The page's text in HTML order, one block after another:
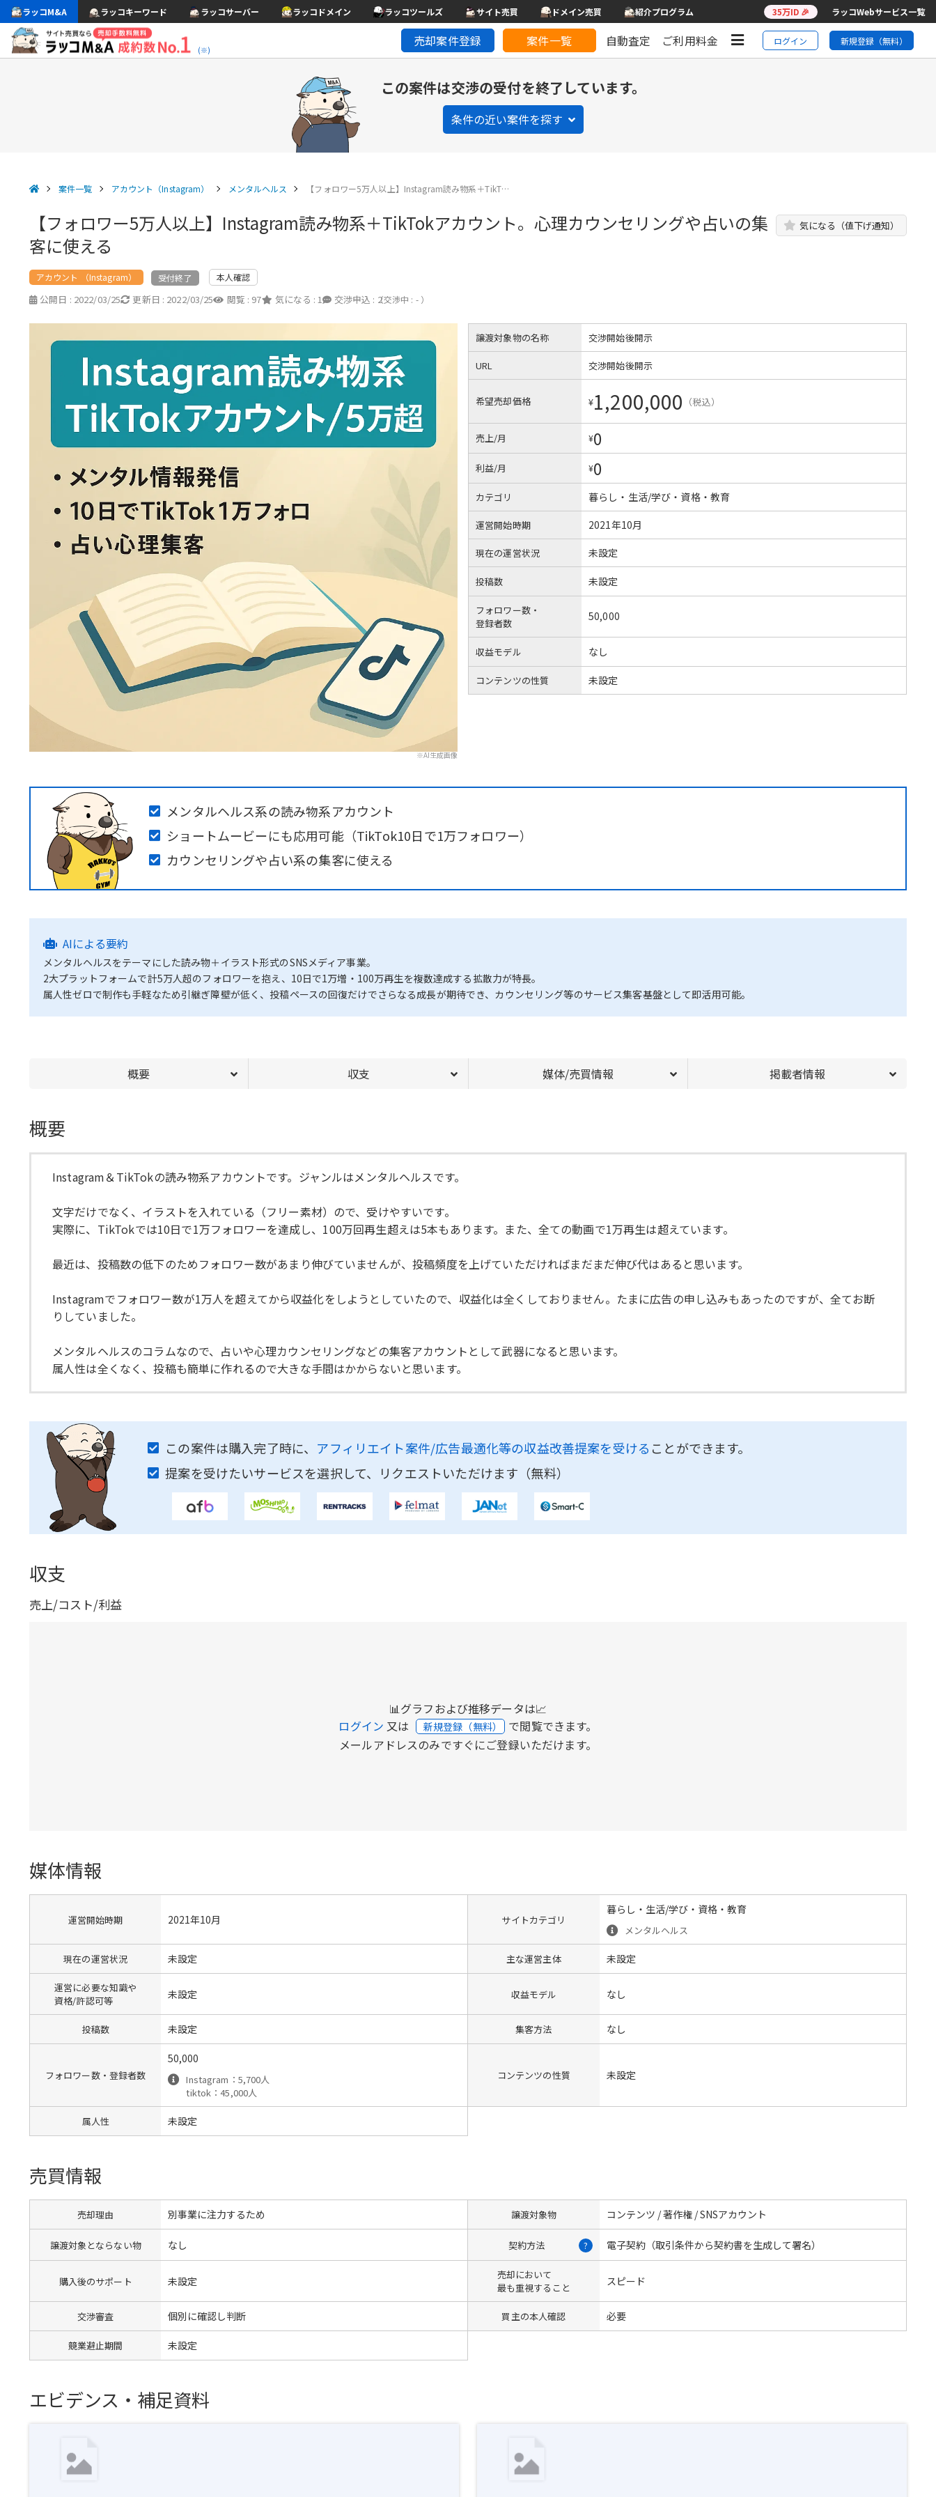
ラッコM&A ラッコキーワード ラッコサーバー ラッコドメイン ラッコツールズ サイト売買 ドメイン売買 紹介プログラム 35万ID 🎉 ラッコWebサービス一覧
(※)
売却案件登録 案件一覧 自動査定 ご利用料金 ログイン 新規登録（無料）
この案件は交渉の受付を終了しています。
条件の近い案件を探す
案件一覧 アカウント（Instagram） メンタルヘルス 【フォロワー5万人以上】Instagram読み物系＋TikT…
【フォロワー5万人以上】Instagram読み物系＋TikTokアカウント。心理カウンセリングや占いの集
客に使える
気になる（値下げ通知）
アカウント （Instagram） 受付終了 本人確認
公開日 : 2022/03/25 更新日 : 2022/03/25 閲覧 : 97 気になる : 1 交渉申込 : 2
（交渉中 : - ）
※AI生成画像
譲渡対象物の名称 交渉開始後開示
URL 交渉開始後開示
希望売却価格 ¥1,200,000 （税込）
売上/月 ¥0
利益/月 ¥0
カテゴリ 暮らし・生活/学び・資格・教育
運営開始時期 2021年10月
現在の運営状況 未設定
投稿数 未設定
フォロワー数・
登録者数
50,000
収益モデル なし
コンテンツの性質 未設定
メンタルヘルス系の読み物系アカウント
ショートムービーにも応用可能（TikTok10日で1万フォロワー）
カウンセリングや占い系の集客に使える
AIによる要約
メンタルヘルスをテーマにした読み物＋イラスト形式のSNSメディア事業。
2大プラットフォームで計5万人超のフォロワーを抱え、10日で1万増・100万再生を複数達成する拡散力が特長。
属人性ゼロで制作も手軽なため引継ぎ障壁が低く、投稿ペースの回復だけでさらなる成長が期待でき、カウンセリング等のサービス集客基盤として即活用可能。
概要 収支 媒体/売買情報 掲載者情報
概要
Instagram＆TikTokの読み物系アカウントです。ジャンルはメンタルヘルスです。
文字だけでなく、イラストを入れている（フリー素材）ので、受けやすいです。
実際に、TikTokでは10日で1万フォロワーを達成し、100万回再生超えは5本もあります。また、全ての動画で1万再生は超えています。
最近は、投稿数の低下のためフォロワー数があまり伸びていませんが、投稿頻度を上げていただければまだまだ伸び代はあると思います。
Instagramでフォロワー数が1万人を超えてから収益化をしようとしていたので、収益化は全くしておりません。たまに広告の申し込みもあったのですが、全てお断
りしていました。
メンタルヘルスのコラムなので、占いや心理カウンセリングなどの集客アカウントとして武器になると思います。
属人性は全くなく、投稿も簡単に作れるので大きな手間はかからないと思います。
この案件は購入完了時に、 アフィリエイト案件/広告最適化等の収益改善提案を受ける ことができます。
提案を受けたいサービスを選択して、リクエストいただけます（無料）
収支
売上/コスト/利益
📊グラフおよび推移データは📈
ログイン 又は 新規登録（無料） で閲覧できます。
メールアドレスのみですぐにご登録いただけます。
媒体情報
運営開始時期 2021年10月 サイトカテゴリ
暮らし・生活/学び・資格・教育
メンタルヘルス
現在の運営状況 未設定 主な運営主体 未設定
運営に必要な知識や
資格/許認可等
未設定 収益モデル なし
投稿数 未設定 集客方法 なし
フォロワー数・登録者数
50,000
Instagram：5,700人
tiktok：45,000人
コンテンツの性質 未設定
属人性 未設定
売買情報
売却理由 別事業に注力するため 譲渡対象物 コンテンツ / 著作権 / SNSアカウント
譲渡対象とならない物 なし 契約方法 ? 電子契約（取引条件から契約書を生成して署名）
購入後のサポート 未設定
売却において
最も重視すること
スピード
交渉審査 個別に確認し判断 買主の本人確認 必要
競業避止期間 未設定
エビデンス・補足資料